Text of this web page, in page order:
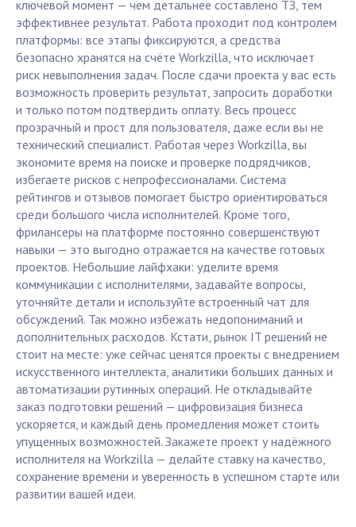
ключевой момент — чем детальнее составлено ТЗ, тем
эффективнее результат. Работа проходит под контролем
платформы: все этапы фиксируются, а средства
безопасно хранятся на счёте Workzilla, что исключает
риск невыполнения задач. После сдачи проекта у вас есть
возможность проверить результат, запросить доработки
и только потом подтвердить оплату. Весь процесс
прозрачный и прост для пользователя, даже если вы не
технический специалист. Работая через Workzilla, вы
экономите время на поиске и проверке подрядчиков,
избегаете рисков с непрофессионалами. Система
рейтингов и отзывов помогает быстро ориентироваться
среди большого числа исполнителей. Кроме того,
фрилансеры на платформе постоянно совершенствуют
навыки — это выгодно отражается на качестве готовых
проектов. Небольшие лайфхаки: уделите время
коммуникации с исполнителями, задавайте вопросы,
уточняйте детали и используйте встроенный чат для
обсуждений. Так можно избежать недопониманий и
дополнительных расходов. Кстати, рынок IT решений не
стоит на месте: уже сейчас ценятся проекты с внедрением
искусственного интеллекта, аналитики больших данных и
автоматизации рутинных операций. Не откладывайте
заказ подготовки решений — цифровизация бизнеса
ускоряется, и каждый день промедления может стоить
упущенных возможностей. Закажете проект у надёжного
исполнителя на Workzilla — делайте ставку на качество,
сохранение времени и уверенность в успешном старте или
развитии вашей идеи.